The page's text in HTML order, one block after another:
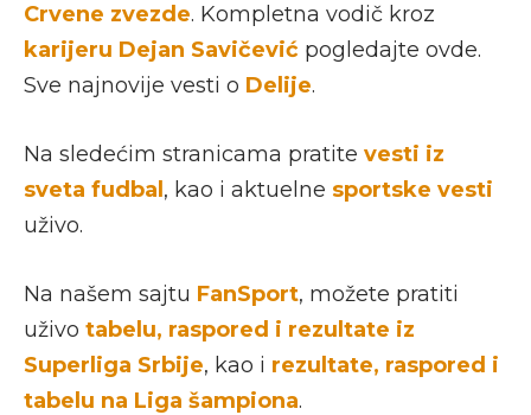
Crvene zvezde. Kompletna vodič kroz
karijeru Dejan Savičević pogledajte ovde.
Sve najnovije vesti o Delije.
Na sledećim stranicama pratite vesti iz
sveta fudbal , kao i aktuelne sportske vesti
uživo.
Na našem sajtu FanSport, možete pratiti
uživo tabelu, raspored i rezultate iz
Superliga Srbije, kao i rezultate, raspored i
tabelu na Liga šampiona.